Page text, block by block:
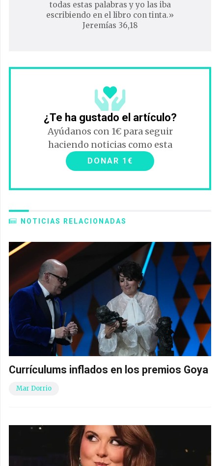
todas estas palabras y yo las iba
escribiendo en el libro con tinta.»
Jeremías 36,18
¿Te ha gustado el artículo?
Ayúdanos con 1€ para seguir
haciendo noticias como esta
DONAR 1€
NOTICIAS RELACIONADAS
Currículums inflados en los premios Goya
Mar Dorrio